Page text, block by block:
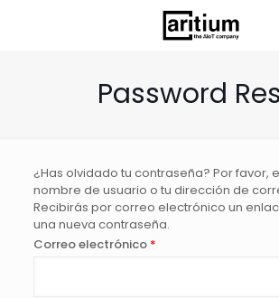
Password
¿Has olvidado tu contraseña? Por favor,
nombre de usuario o tu dirección de
Recibirás por correo electrónico un
una nueva contraseña.
Correo electrónico *